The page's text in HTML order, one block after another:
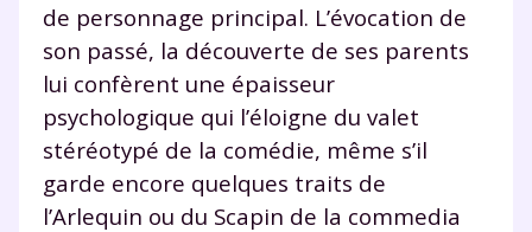
de personnage principal. L’évocation de
son passé, la découverte de ses parents
lui confèrent une épaisseur
psychologique qui l’éloigne du valet
stéréotypé de la comédie, même s’il
garde encore quelques traits de
l’Arlequin ou du Scapin de la commedia